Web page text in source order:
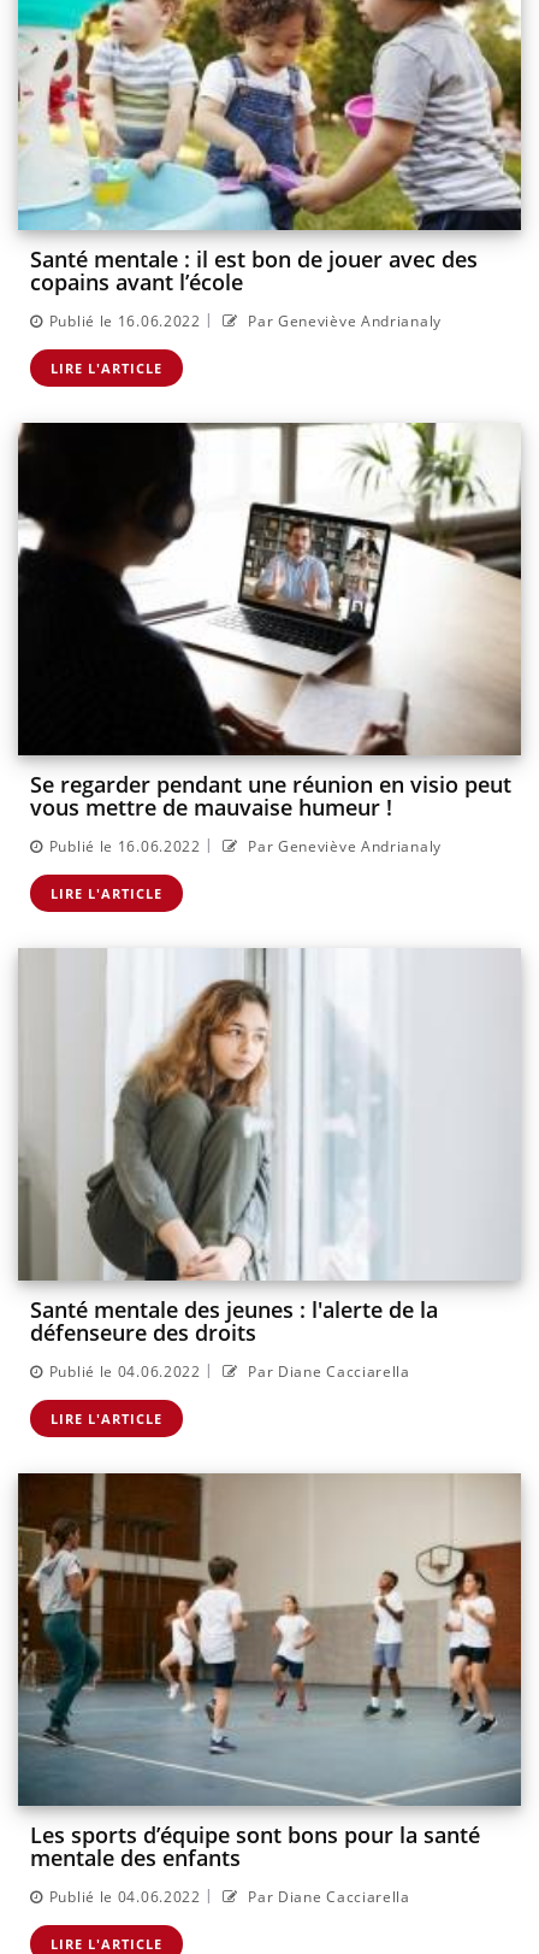
Santé mentale : il est bon de jouer avec des
copains avant l’école
Publié le 16.06.2022 | Par Geneviève Andrianaly
LIRE L'ARTICLE
Se regarder pendant une réunion en visio peut
vous mettre de mauvaise humeur !
Publié le 16.06.2022 | Par Geneviève Andrianaly
LIRE L'ARTICLE
Santé mentale des jeunes : l'alerte de la
défenseure des droits
Publié le 04.06.2022 | Par Diane Cacciarella
LIRE L'ARTICLE
Les sports d’équipe sont bons pour la santé
mentale des enfants
Publié le 04.06.2022 | Par Diane Cacciarella
LIRE L'ARTICLE